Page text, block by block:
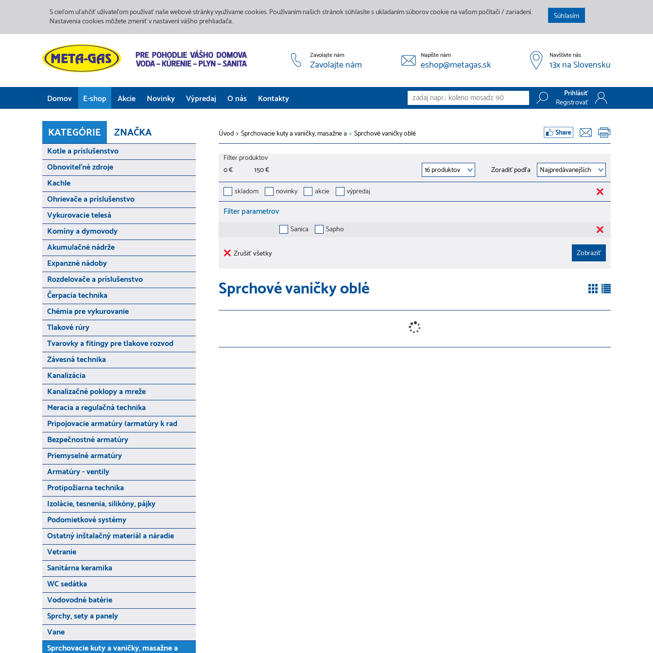
S cieľom uľahčiť užívateľom používať naše webové stránky využívame cookies. Používaním našich stránok súhlasíte s ukladaním súborov cookie na vašom počítači / zariadení.
Nastavenia cookies môžete zmeniť v nastavení vášho prehliadača.
Súhlasím
Zavolajte nám
Zavolajte nám
Napíšte nám
eshop@metagas.sk
Navštívte nás
13x na Slovensku
Domov E-shop Akcie Novinky Výpredaj O nás
Služby
Predajne
Galéria
Kontakty
Prihlásiť
Registrovať
Registrovať
KATEGÓRIE ZNAČKA
Kotle a príslušenstvo
Obnoviteľné zdroje
Kachle
Ohrievače a príslušenstvo
Vykurovacie telesá
Komíny a dymovody
Akumulačné nádrže
Expanzné nádoby
Rozdelovače a príslušenstvo
Čerpacia technika
Chémia pre vykurovanie
Tlakové rúry
Tvarovky a fitingy pre tlakove rozvod
Závesná technika
Kanalizácia
Kanalizačné poklopy a mreže
Meracia a regulačná technika
Pripojovacie armatúry (armatúry k rad
Bezpečnostné armatúry
Priemyselné armatúry
Armatúry - ventily
Protipožiarna technika
Izolácie, tesnenia, silikóny, pájky
Podomietkové systémy
Ostatný inštalačný materiál a náradie
Vetranie
Sanitárna keramika
WC sedátka
Vodovodné batérie
Sprchy, sety a panely
Vane
Sprchovacie kuty a vaničky, masažne a
Úvod > Sprchovacie kuty a vaničky, masažne a > Sprchové vaničky oblé
Filter produktov
0 €
150 €
Zoradiť podľa
skladom
novinky akcie výpredaj
Filter parametrov
Sanica Sapho
Zrušiť všetky
Sprchové vaničky oblé